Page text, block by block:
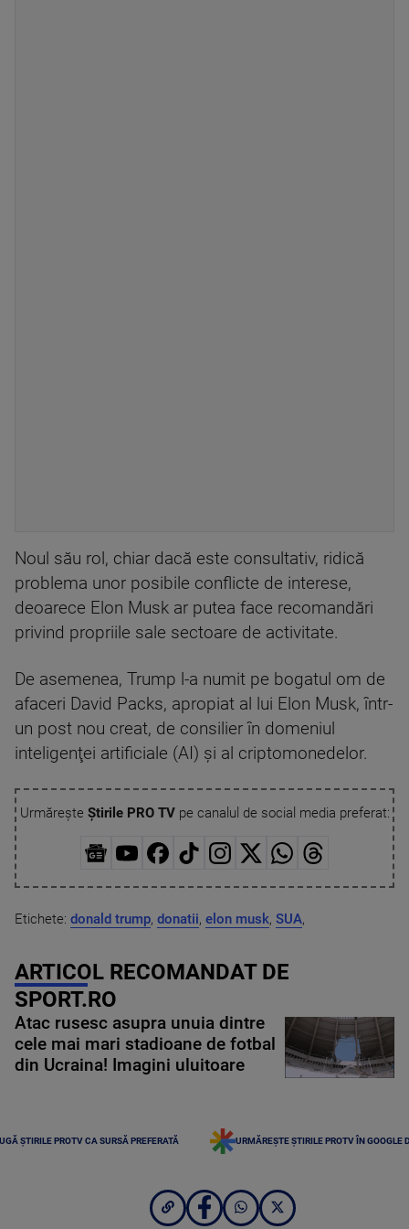
Noul său rol, chiar dacă este consultativ, ridică
problema unor posibile conflicte de interese,
deoarece Elon Musk ar putea face recomandări
privind propriile sale sectoare de activitate.
De asemenea, Trump l-a numit pe bogatul om de
afaceri David Packs, apropiat al lui Elon Musk, într-
un post nou creat, de consilier în domeniul
inteligenţei artificiale (AI) şi al criptomonedelor.
Urmărește Știrile PRO TVpe canalul de social media preferat:
Etichete: donald trump, donatii, elon musk, SUA,
ARTICOL RECOMANDAT DE
SPORT.RO
Atac rusesc asupra unuia dintre
cele mai mari stadioane de fotbal
din Ucraina! Imagini uluitoare
ȘTIRILE PROTV CA SURSĂ PREFERATĂ URMĂREȘTE ȘTIRILE PROTV ÎN GOOGLE